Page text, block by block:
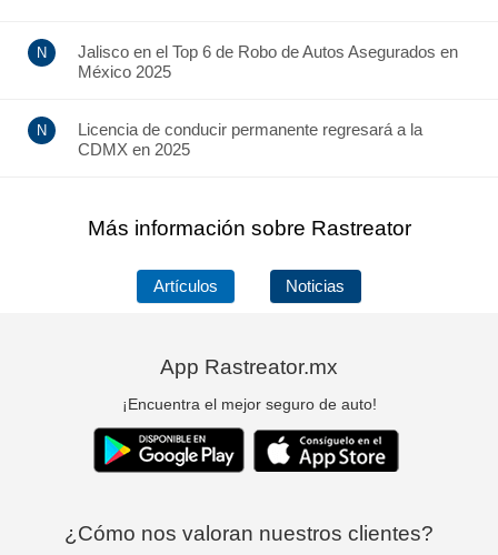
Jalisco en el Top 6 de Robo de Autos Asegurados en
México 2025
Licencia de conducir permanente regresará a la
CDMX en 2025
Más información sobre Rastreator
Artículos Noticias
App Rastreator.mx
¡Encuentra el mejor seguro de auto!
¿Cómo nos valoran nuestros clientes?